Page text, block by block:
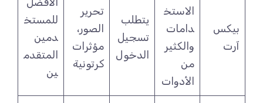
بيكس
الاستخ
دامات
والكثير
الأدوات
يتطلب
تسجيل
الدخول
تحرير
الصور،
مؤثرات
كرتونية
للمستخ
دمين
المتقدم